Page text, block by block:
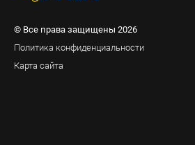
© Все права защищены 2026
Политика конфиденциальности
Карта сайта